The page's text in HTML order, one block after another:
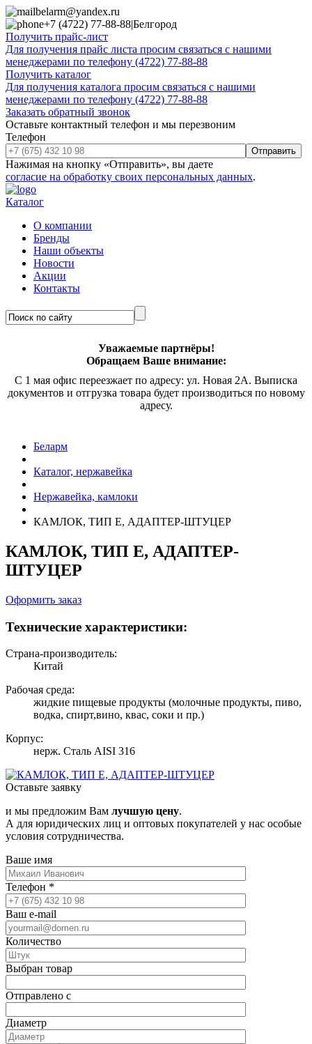
belarm@yandex.ru
+7 (4722) 77-88-88|Белгород
Получить прайс-лист
Для получения прайс листа просим связаться с нашими
менеджерами по телефону (4722) 77-88-88
Получить каталог
Для получения каталога просим связаться с нашими
менеджерами по телефону (4722) 77-88-88
Заказать обратный звонок
Оставьте контактный телефон и мы перезвоним
Телефон
Отправить
Нажимая на кнопку «Отправить», вы даете
согласие на обработку своих персональных данных.
Каталог
О компании
Бренды
Наши объекты
Новости
Акции
Контакты
Уважаемые партнёры!
Обращаем Ваше внимание:
С 1 мая офис переезжает по адресу: ул. Новая 2А. Выписка
документов и отгрузка товара будет производиться по новому
адресу.
Беларм
Каталог, нержавейка
Нержавейка, камлоки
КАМЛОК, ТИП Е, АДАПТЕР-ШТУЦЕР
КАМЛОК, ТИП Е, АДАПТЕР-
ШТУЦЕР
Оформить заказ
Технические характеристики:
Страна-производитель:
Китай
Рабочая среда:
жидкие пищевые продукты (молочные продукты, пиво,
водка, спирт,вино, квас, соки и пр.)
Корпус:
нерж. Сталь AISI 316
Оставьте заявку
и мы предложим Вам лучшую цену.
А для юридических лиц и оптовых покупателей у нас особые
условия сотрудничества.
Ваше имя
Телефон *
Ваш e-mail
Количество
Выбран товар
Отправлено с
Диаметр